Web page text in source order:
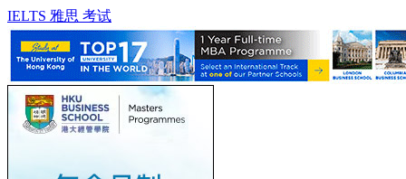
IELTS 雅思 考试